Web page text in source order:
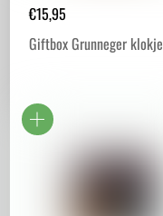
€15,95
Giftbox Grunneger klokje